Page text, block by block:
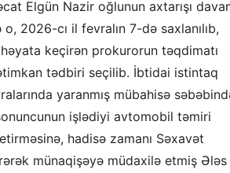
Elgün Nazir oğlunun axtarışı
2026-cı il fevralın 7-də saxlanılıb,
keçirən prokurorun təqdimatı
tədbiri seçilib. İbtidai istintaq
yaranmış mübahisə
işlədiyi avtomobil təmiri
hadisə zamanı Səxavət
münaqişəyə müdaxilə etmiş Ələs